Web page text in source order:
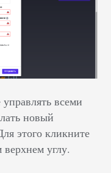
всеми
новый
этого кликните
углу.